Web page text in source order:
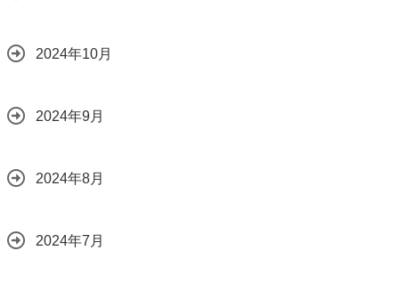
2024年10月
2024年9月
2024年8月
2024年7月